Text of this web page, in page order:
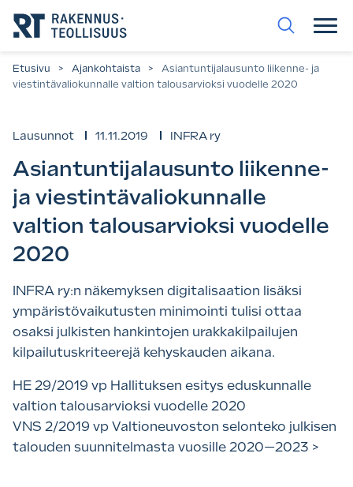
suoraan
sisältöön.
Etusivu > Ajankohtaista >
Asiantuntijalausunto liikenne- ja
viestintävaliokunnalle valtion talousarvioksi vuodelle 2020
Lausunnot 11.11.2019 INFRA ry
Asiantuntijalausunto liikenne-
ja viestintävaliokunnalle
valtion talousarvioksi vuodelle
2020
INFRA ry:n näkemyksen digitalisaation lisäksi
ympäristövaikutusten minimointi tulisi ottaa
osaksi julkisten hankintojen urakkakilpailujen
kilpailutuskriteerejä kehyskauden aikana.
HE 29/2019 vp Hallituksen esitys eduskunnalle
valtion talousarvioksi vuodelle 2020
VNS 2/2019 vp Valtioneuvoston selonteko julkisen
talouden suunnitelmasta vuosille 2020—2023 >